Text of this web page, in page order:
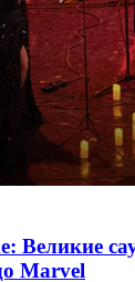
Великие
Marvel